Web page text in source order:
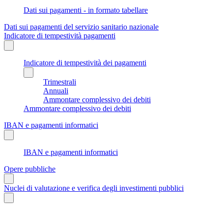
Dati sui pagamenti - in formato tabellare
Dati sui pagamenti del servizio sanitario nazionale
Indicatore di tempestività pagamenti
Indicatore di tempestività dei pagamenti
Trimestrali
Annuali
Ammontare complessivo dei debiti
Ammontare complessivo dei debiti
IBAN e pagamenti informatici
IBAN e pagamenti informatici
Opere pubbliche
Nuclei di valutazione e verifica degli investimenti pubblici